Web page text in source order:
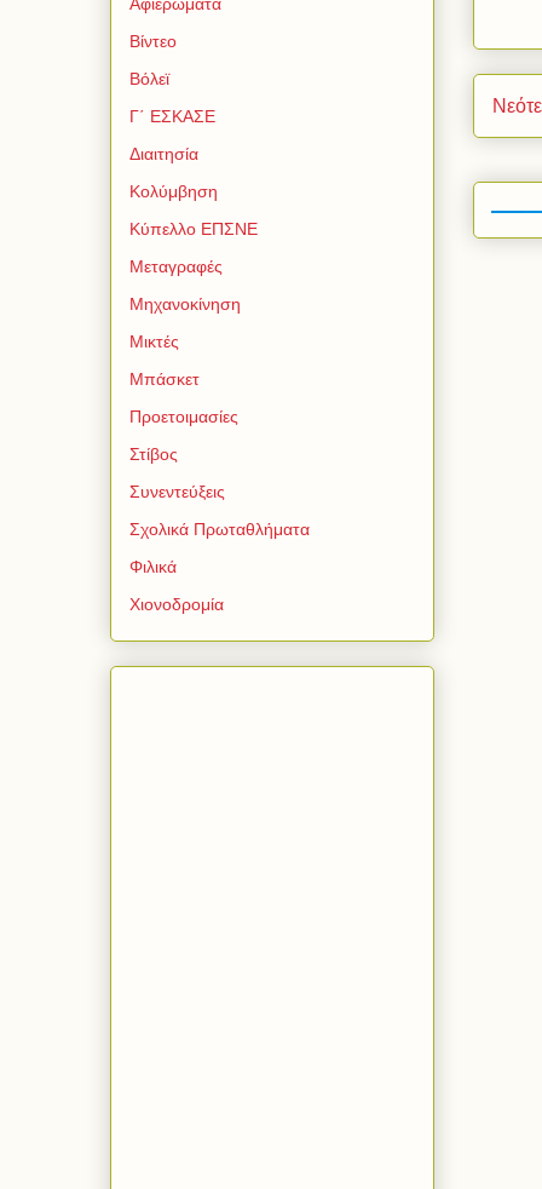
Αφιερώματα
Βίντεο
Βόλεϊ
Γ΄ ΕΣΚΑΣΕ
Διαιτησία
Κολύμβηση
Κύπελλο ΕΠΣΝΕ
Μεταγραφές
Μηχανοκίνηση
Μικτές
Μπάσκετ
Προετοιμασίες
Στίβος
Συνεντεύξεις
Σχολικά Πρωταθλήματα
Φιλικά
Χιονοδρομία